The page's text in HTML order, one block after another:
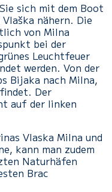
sich mit dem Boot
nähern. Die
von Milna
bei der
Leuchtfeuer
werden. Von der
Bijaka nach Milna,
Der
auf der linken
Vlaska Milna und
kann man zudem
Naturhäfen
Brac